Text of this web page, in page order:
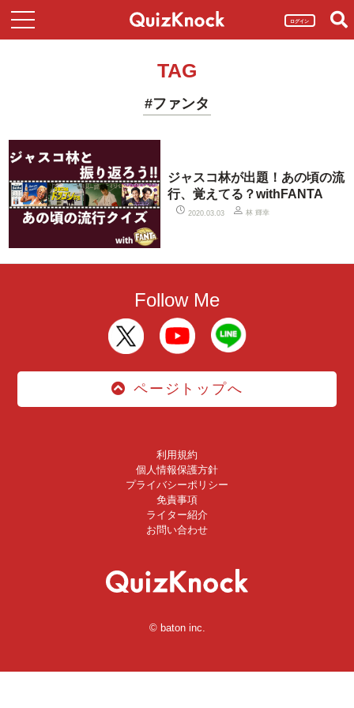
ログイン
TAG
#ファンタ
ジャスコ林が出題！あの頃の流
行、覚えてる？withFANTA
2020.03.03 林 輝幸
Follow Me
ページトップへ
利用規約
個人情報保護方針
プライバシーポリシー
免責事項
ライター紹介
お問い合わせ
© baton inc.